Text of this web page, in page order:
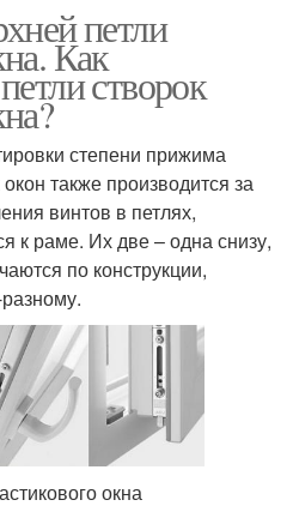
петли
Как
створок
степени прижима
также производится за
винтов в петлях,
к раме. Их две – одна снизу,
по конструкции,
окна